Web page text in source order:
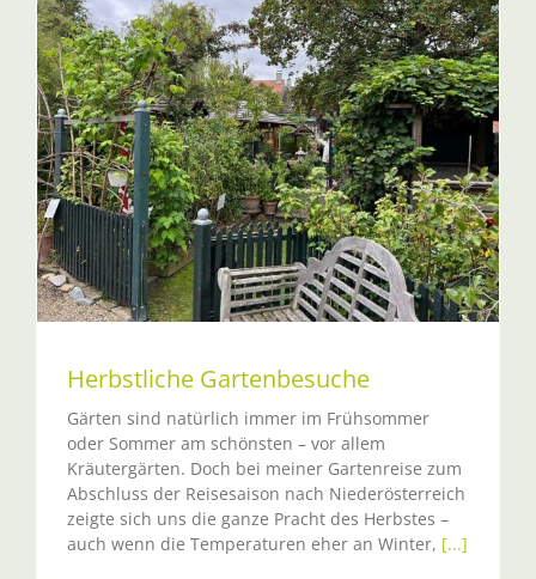
Herbstliche Gartenbesuche
Gärten sind natürlich immer im Frühsommer
oder Sommer am schönsten – vor allem
Kräutergärten. Doch bei meiner Gartenreise zum
Abschluss der Reisesaison nach Niederösterreich
zeigte sich uns die ganze Pracht des Herbstes –
auch wenn die Temperaturen eher an Winter, [...]